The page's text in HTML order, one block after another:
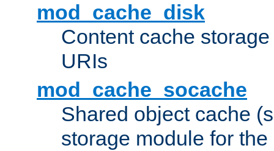
mod_cache_disk
Content cache
URIs
mod_cache_socache
Shared object cache
storage module for